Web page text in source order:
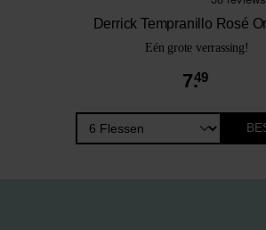
Derrick Tempranillo Rosé
Eén grote verrassing!
7.49